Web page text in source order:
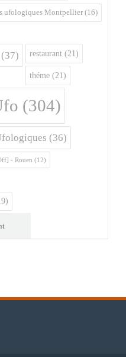
ufologiques Montpellier (16)
(37) restaurant (21)
théme (21)
(304)
(36)
- Rouen (12)